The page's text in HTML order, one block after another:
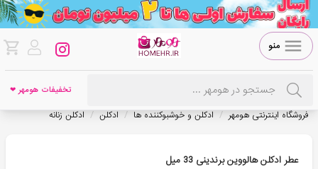
منو
تخفیفات هومهر ❤
فروشگاه اینترنتی هومهر / ادکلن و خوشبوکننده ها / ادکلن / ادکلن زنانه
عطر ادکلن هالووین برندینی 33 میل